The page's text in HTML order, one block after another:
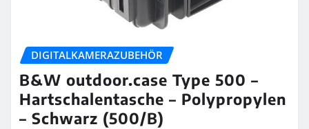
DIGITALKAMERAZUBEHÖR
B&W outdoor.case Type 500 –
Hartschalentasche – Polypropylen
– Schwarz (500/B)